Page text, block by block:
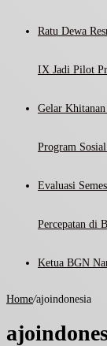
Ratu Dewa
IX Jadi Pilot
Gelar
Program
Evaluasi
Percepatan di
Ketua BGN
Home/ajoindonesia